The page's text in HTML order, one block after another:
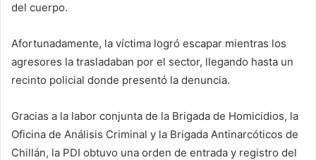
del cuerpo.
Afortunadamente, la víctima logró escapar mientras los
agresores la trasladaban por el sector, llegando hasta un
recinto policial donde presentó la denuncia.
Gracias a la labor conjunta de la Brigada de Homicidios, la
Oficina de Análisis Criminal y la Brigada Antinarcóticos de
Chillán, la PDI obtuvo una orden de entrada y registro del